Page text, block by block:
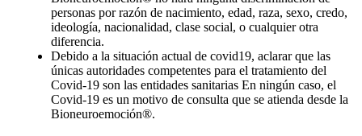
personas por razón de nacimiento, edad, raza, sexo, credo,
ideología, nacionalidad, clase social, o cualquier otra
diferencia.
Debido a la situación actual de covid19, aclarar que las
únicas autoridades competentes para el tratamiento del
Covid-19 son las entidades sanitarias En ningún caso, el
Covid-19 es un motivo de consulta que se atienda desde la
Bioneuroemoción®.